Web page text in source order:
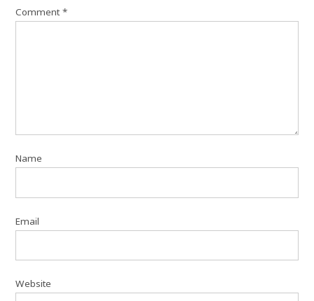
Comment*
Name
Email
Website